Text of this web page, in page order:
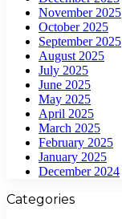
November 2025
October 2025
September 2025
August 2025
July 2025
June 2025
May 2025
April 2025
March 2025
February 2025
January 2025
December 2024
Categories